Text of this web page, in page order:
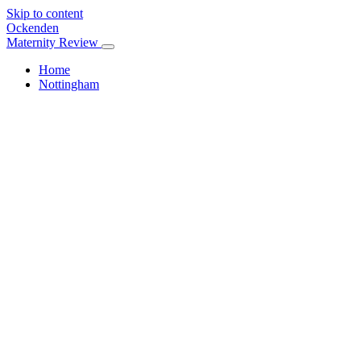
Skip to content
Ockenden
Maternity Review
Home
Nottingham